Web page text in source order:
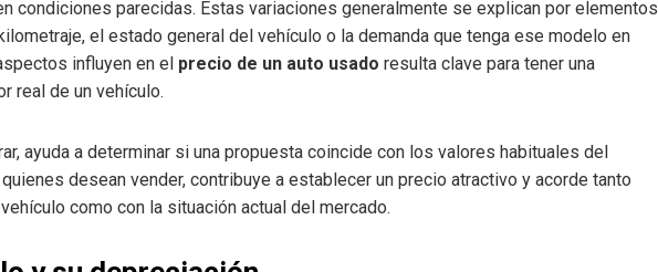
condiciones parecidas. Estas variaciones generalmente se explican por elementos
el estado general del vehículo o la demanda que tenga ese modelo en
influyen en el precio de un auto usado resulta clave para tener una
real de un vehículo.
ayuda a determinar si una propuesta coincide con los valores habituales del
desean vender, contribuye a establecer un precio atractivo y acorde tanto
como con la situación actual del mercado.